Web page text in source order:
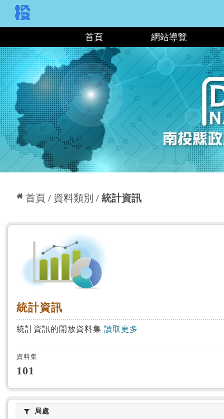
首頁 網站導覽
首頁 資料類別 統計資訊
:::
統計資訊
統計資訊
統計資訊的開放資料集 讀取更多
資料集
101
局處局處